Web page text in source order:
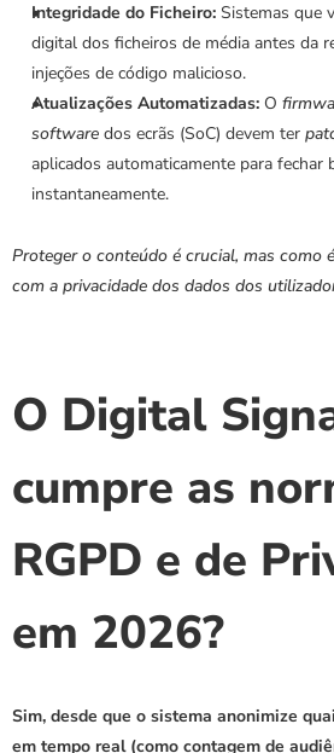
Integridade do Ficheiro: Sistemas que
digital dos ficheiros de média antes da
injeções de código malicioso.
Atualizações Automatizadas: O
software dos ecrãs (SoC) devem ter
aplicados automaticamente para fechar
instantaneamente.
Proteger o conteúdo é crucial, mas como
com a privacidade dos dados dos
O Digital
cumpre as
RGPD e de
em 2026?
Sim, desde que o sistema anonimize
em tempo real (como contagem de